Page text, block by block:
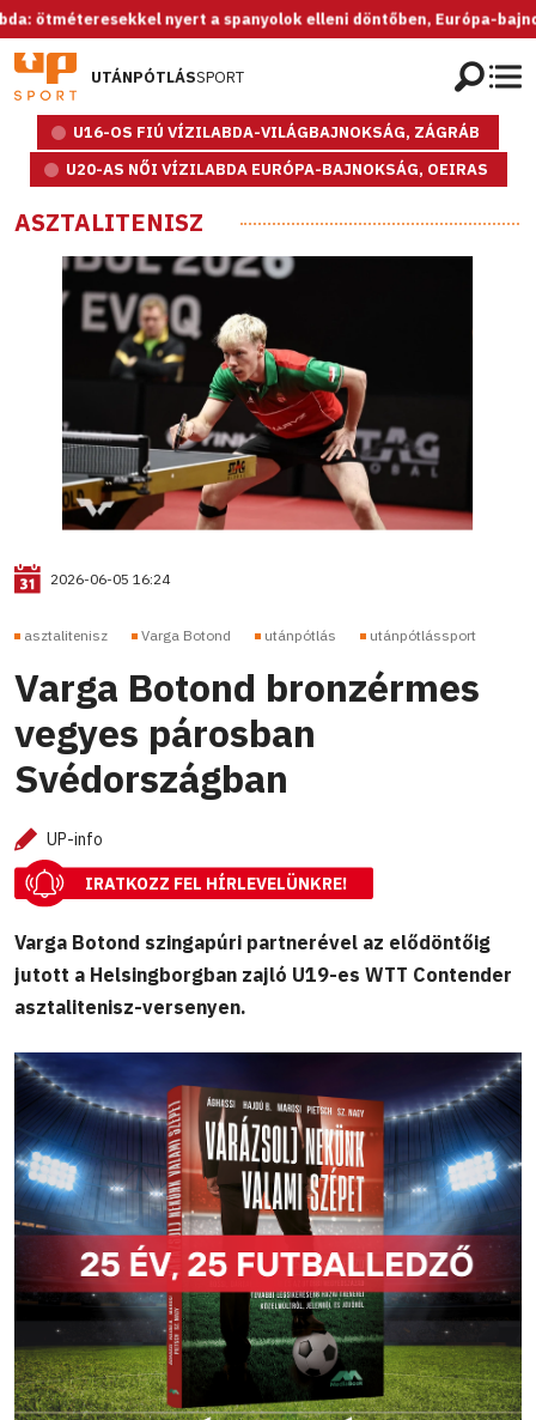
nyert a spanyolok elleni döntőben, Európa-bajnok az
UTÁNPÓTLÁSSPORT
U16-OS FIÚ VÍZILABDA-VILÁGBAJNOKSÁG, ZÁGRÁB
U20-AS NŐI VÍZILABDA EURÓPA-BAJNOKSÁG, OEIRAS
ASZTALITENISZ
2026-06-05 16:24
asztalitenisz Varga Botond utánpótlás utánpótlássport
Varga Botond bronzérmes
vegyes párosban
Svédországban
UP-info
IRATKOZZ FEL HÍRLEVELÜNKRE!
Varga Botond szingapúri partnerével az elődöntőig
jutott a Helsingborgban zajló U19-es WTT Contender
asztalitenisz-versenyen.